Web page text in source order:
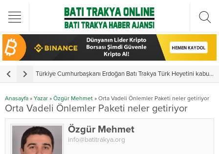
Türkiye Cumhurbaşkanı Erdoğan Batı Trakya Türk Heyetini kabul etti
Anasayfa » Yazar » Özgür Mehmet » Orta Vadeli Önlemler Paketi neler getiriyor
Orta Vadeli Önlemler Paketi neler getiriyor
Özgür Mehmet
info@batitrakya.org